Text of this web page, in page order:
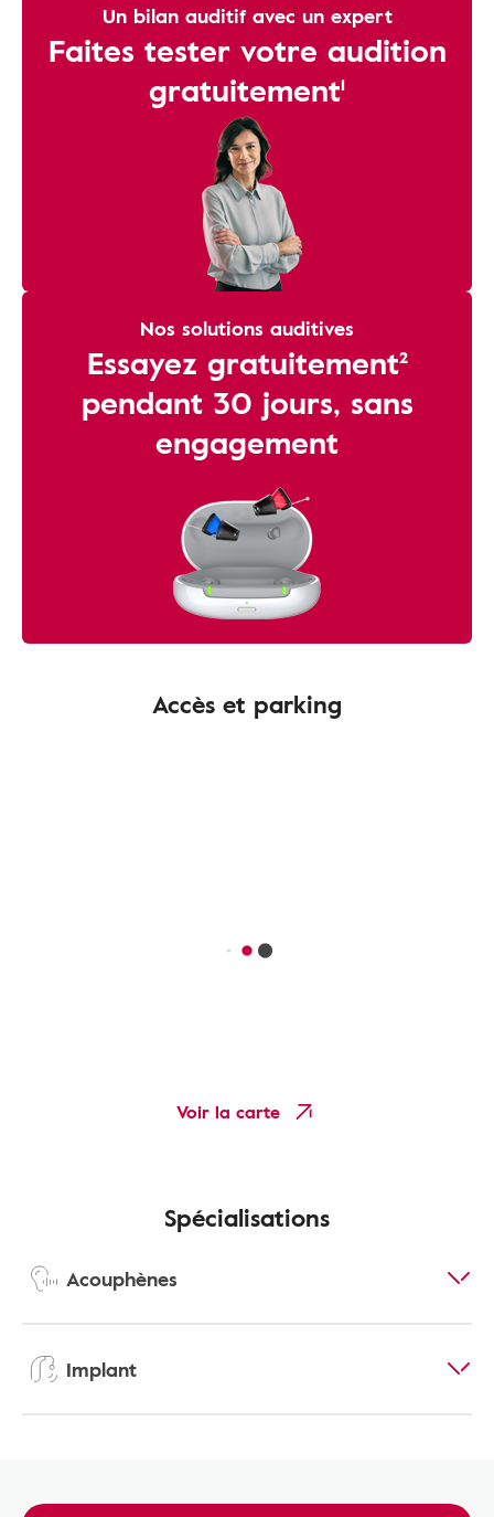
Un bilan auditif avec un expert
Faites tester votre audition
gratuitement¹
Nos solutions auditives
Essayez gratuitement²
pendant 30 jours, sans
engagement
Accès et parking
Voir la carte
Spécialisations
Acouphènes
Implant